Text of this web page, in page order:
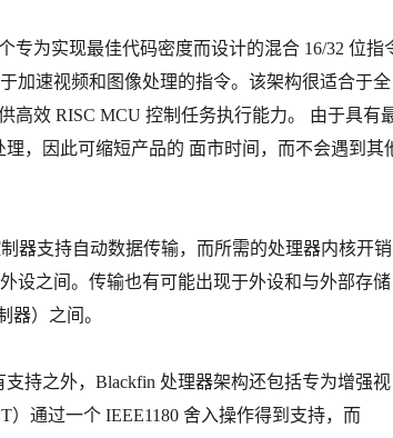
专为实现最佳代码密度而设计的混合 16/32 位指
加速视频和图像处理的指令。该架构很适合于全
高效 RISC MCU 控制任务执行能力。 由于具有
，因此可缩短产品的 面市时间，而不会遇到其
器支持自动数据传输，而所需的处理器内核开销
设之间。传输也有可能出现于外设和与外部存储
器）之间。
持之外，Blackfin 处理器架构还包括专为增强视
通过一个 IEEE1180 舍入操作得到支持，而